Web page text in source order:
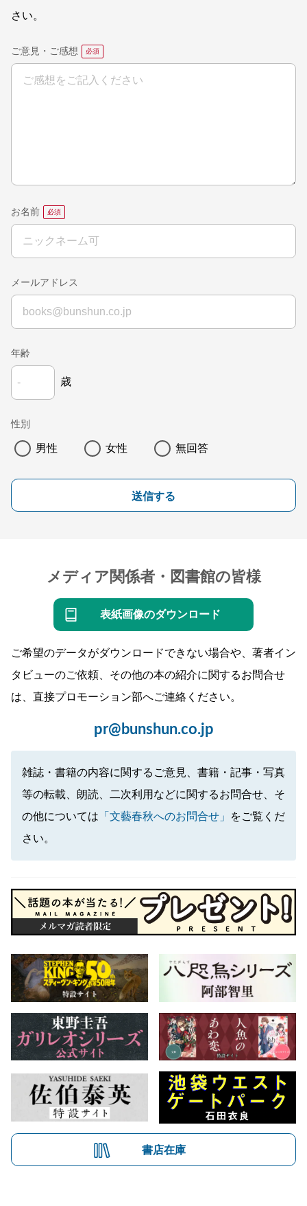
さい。
ご意見・ご感想
お名前
メールアドレス
年齢
歳
性別
男性 女性 無回答
送信する
メディア関係者・図書館の皆様
表紙画像のダウンロード
ご希望のデータがダウンロードできない場合や、著者イン
タビューのご依頼、その他の本の紹介に関するお問合せ
は、直接プロモーション部へご連絡ください。
pr@bunshun.co.jp
雑誌・書籍の内容に関するご意見、書籍・記事・写真
等の転載、朗読、二次利用などに関するお問合せ、そ
の他については 「文藝春秋へのお問合せ」
をご覧くだ
さい。
書店在庫